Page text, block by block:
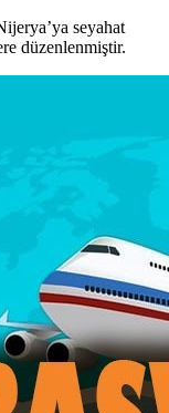
seyahat
düzenlenmiştir.